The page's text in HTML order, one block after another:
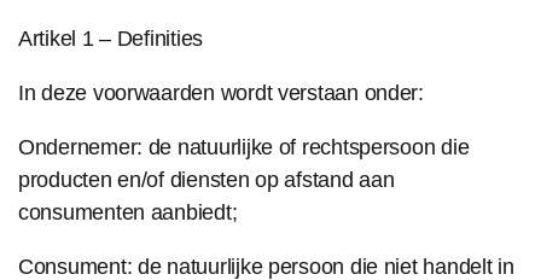
Artikel 1 – Definities
In deze voorwaarden wordt verstaan onder:
Ondernemer: de natuurlijke of rechtspersoon die
producten en/of diensten op afstand aan
consumenten aanbiedt;
Consument: de natuurlijke persoon die niet handelt in